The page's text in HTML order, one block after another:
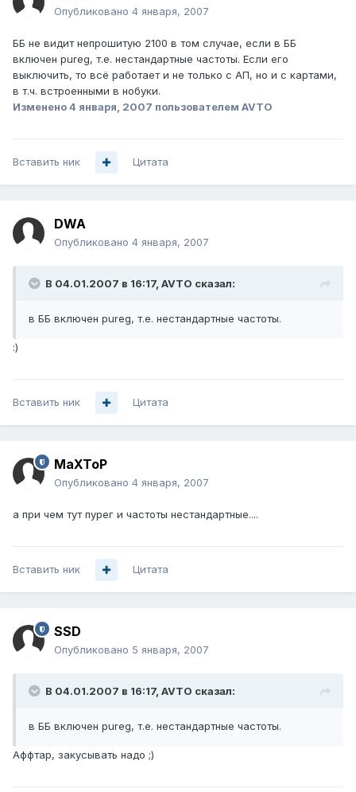
Опубликовано 4 января, 2007
ББ не видит непрошитую 2100 в том случае, если в ББ
включен pureg, т.е. нестандартные частоты. Если его
выключить, то всё работает и не только с АП, но и с картами,
в т.ч. встроенными в нобуки.
Изменено4 января, 2007 пользователем AVTO
Вставить ник Цитата
DWA
Опубликовано 4 января, 2007
В 04.01.2007 в 16:17, AVTO сказал:
в ББ включен pureg, т.е. нестандартные частоты.
:)
Вставить ник Цитата
MaXToP
Опубликовано 4 января, 2007
а при чем тут пурег и частоты нестандартные....
Вставить ник Цитата
SSD
Опубликовано 5 января, 2007
В 04.01.2007 в 16:17, AVTO сказал:
в ББ включен pureg, т.е. нестандартные частоты.
Аффтар, закусывать надо ;)